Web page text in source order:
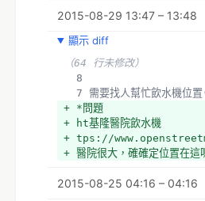
2015-08-29 13:47 – 13:48
顯示 diff
（64 行未修改）
  8
7 需要找人幫忙飲水機
+ *問題
+ ht基隆醫院飲水機
+ tps://
+ 醫院很大，確確定位置在這
2015-08-25 04:16 – 04:16